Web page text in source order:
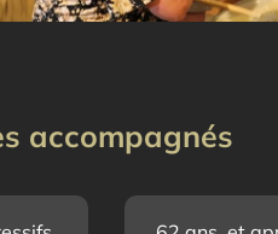
accompagnés